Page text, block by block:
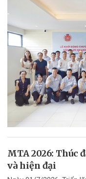
MTA 2026: Thúc
và hiện đại